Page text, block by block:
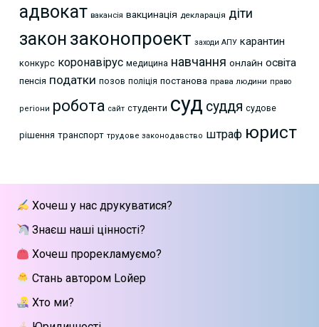
адвокат вакансія вакцинація декларація діти
закон законопроект заходи АПУ карантин
конкурс коронавірус медицина навчання онлайн освіта
пенсія податки позов поліція постанова права людини право
регіони робота сайт студенти суд суддя судове
рішення транспорт трудове законодавство штраф юрист
Хочеш у нас друкуватися?
Знаєш наші цінності?
Хочеш прорекламуємо?
Стань автором Lойер
Хто ми?